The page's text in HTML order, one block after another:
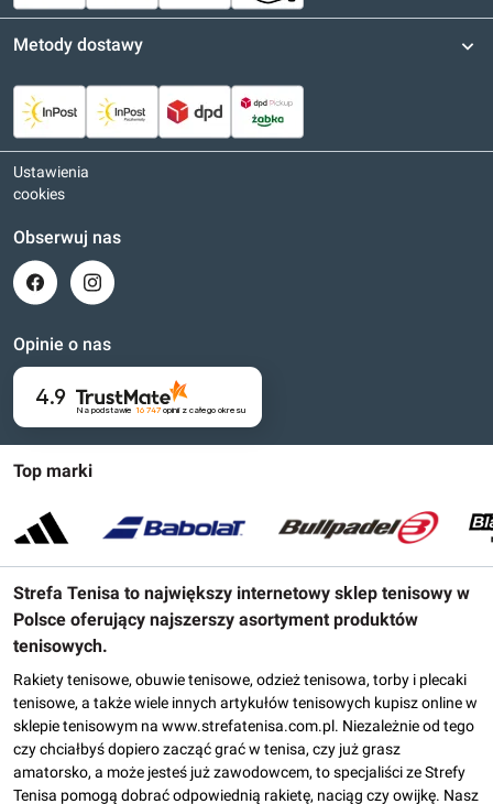
Top marki
Strefa Tenisa to największy internetowy sklep tenisowy w
Polsce oferujący najszerszy asortyment produktów
tenisowych.
Rakiety tenisowe, obuwie tenisowe, odzież tenisowa, torby i plecaki
tenisowe, a także wiele innych artykułów tenisowych kupisz online w
sklepie tenisowym na www.strefatenisa.com.pl. Niezależnie od tego
czy chciałbyś dopiero zacząć grać w tenisa, czy już grasz
amatorsko, a może jesteś już zawodowcem, to specjaliści ze Strefy
Tenisa pomogą dobrać odpowiednią rakietę, naciąg czy owijkę. Nasz
Metody dostawy
Ustawienia
cookies
Obserwuj nas
Opinie o nas
4.9
Na podstawie 16 747opinii z całego okresu